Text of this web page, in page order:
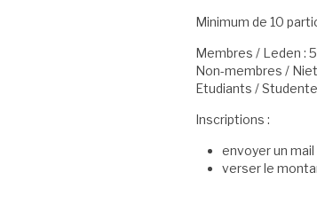
Minimum de 10
Membres / Leden :
Non-membres /
Etudiants /
Inscriptions :
envoyer un mail
verser le